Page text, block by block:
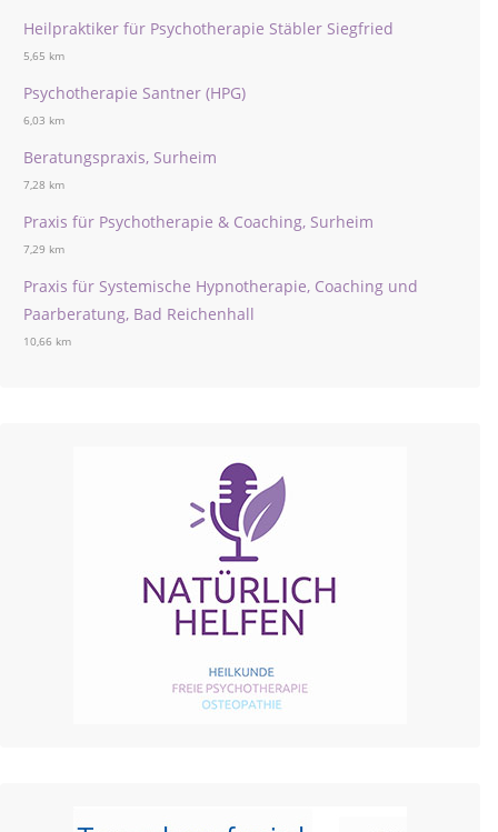
Heilpraktiker für Psychotherapie Stäbler Siegfried
5,65 km
Psychotherapie Santner (HPG)
6,03 km
Beratungspraxis, Surheim
7,28 km
Praxis für Psychotherapie & Coaching, Surheim
7,29 km
Praxis für Systemische Hypnotherapie, Coaching und
Paarberatung, Bad Reichenhall
10,66 km